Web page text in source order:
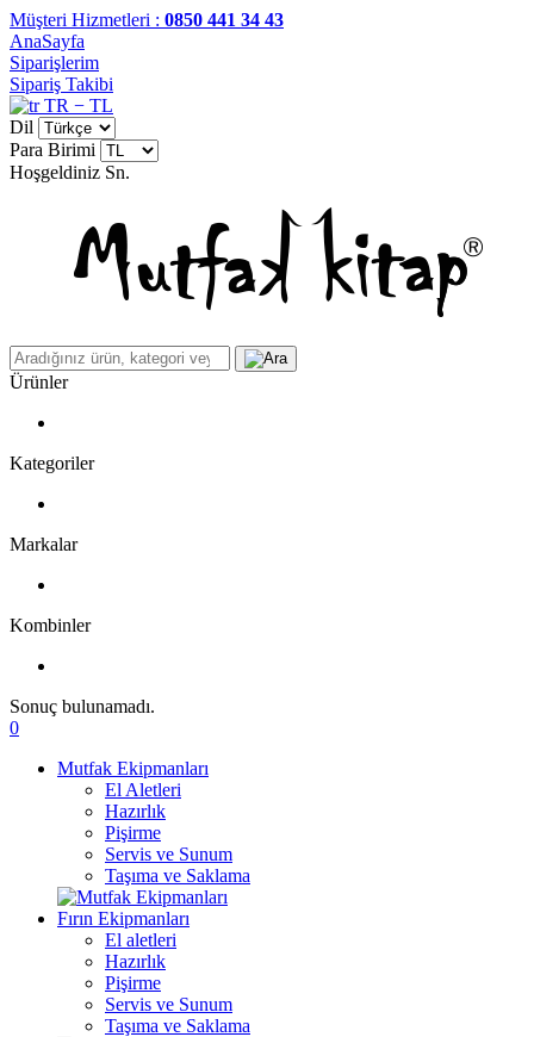
Müşteri Hizmetleri : 0850 441 34 43
AnaSayfa
Siparişlerim
Sipariş Takibi
TR − TL
Dil
Para Birimi
Hoşgeldiniz Sn.
Ürünler
Kategoriler
Markalar
Kombinler
Sonuç bulunamadı.
0
Mutfak Ekipmanları
El Aletleri
Hazırlık
Pişirme
Servis ve Sunum
Taşıma ve Saklama
Fırın Ekipmanları
El aletleri
Hazırlık
Pişirme
Servis ve Sunum
Taşıma ve Saklama